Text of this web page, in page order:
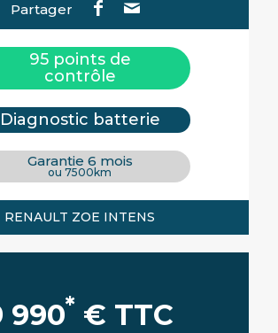
Partager
95 points de
contrôle
Diagnostic batterie
Garantie 6 mois
ou 7500km
RENAULT ZOE INTENS
990
* € TTC